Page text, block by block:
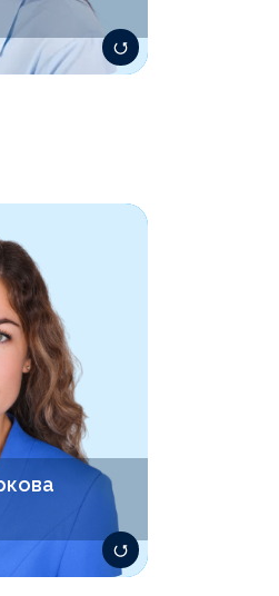
Участие в
сделок.
спорам.